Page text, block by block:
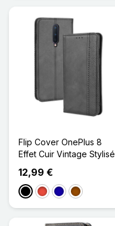
Flip Cover OnePlus 8
Effet Cuir Vintage Stylisé
12,99 €
NoirRougeBleu Foncé
Marron